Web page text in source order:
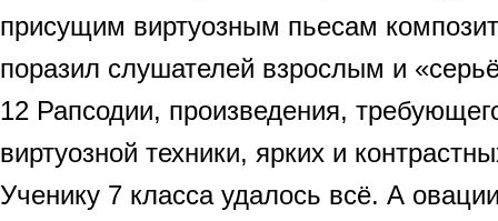
присущим виртуозным пьесам
поразил слушателей взрослым и
12 Рапсодии, произведения,
виртуозной техники, ярких и
Ученику 7 класса удалось всё. А